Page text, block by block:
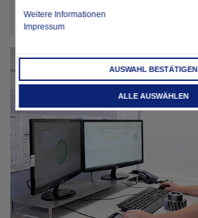
Weitere Informationen
Impressum
AUSWAHL BESTÄTIGEN
ALLE AUSWÄHLEN
#statement #azubi #drittesausbildungsjahr